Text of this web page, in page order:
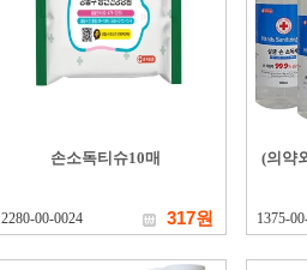
손소독티슈10매
2280-00-0024 317원
(의약
1375-